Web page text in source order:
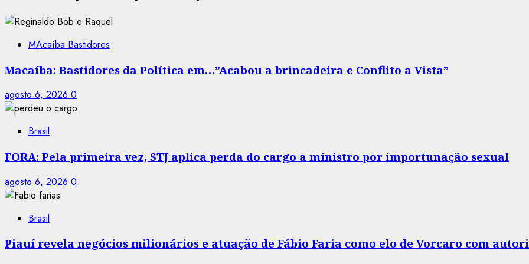
MAcaíba Bastidores
Macaíba: Bastidores da Política em…”Acabou a brincadeira e Conflito a Vista”
agosto 6, 2026 0
Brasil
FORA: Pela primeira vez, STJ aplica perda do cargo a ministro por importunação sexual
agosto 6, 2026 0
Brasil
Piauí revela negócios milionários e atuação de Fábio Faria como elo de Vorcaro com